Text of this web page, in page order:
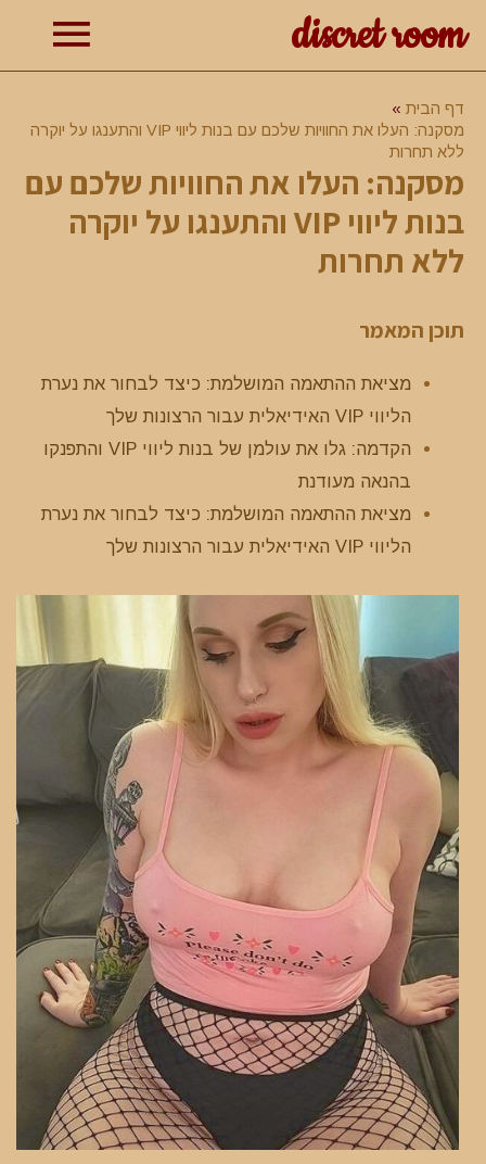
discret room
דף הבית
מסקנה: העלו את החוויות שלכם עם בנות ליווי VIP והתענגו על יוקרה
ללא תחרות
מסקנה: העלו את החוויות שלכם עם
בנות ליווי VIP והתענגו על יוקרה
ללא תחרות
תוכן המאמר
מציאת ההתאמה המושלמת: כיצד לבחור את נערת
הליווי VIP האידיאלית עבור הרצונות שלך
הקדמה: גלו את עולמן של בנות ליווי VIP והתפנקו
בהנאה מעודנת
מציאת ההתאמה המושלמת: כיצד לבחור את נערת
הליווי VIP האידיאלית עבור הרצונות שלך